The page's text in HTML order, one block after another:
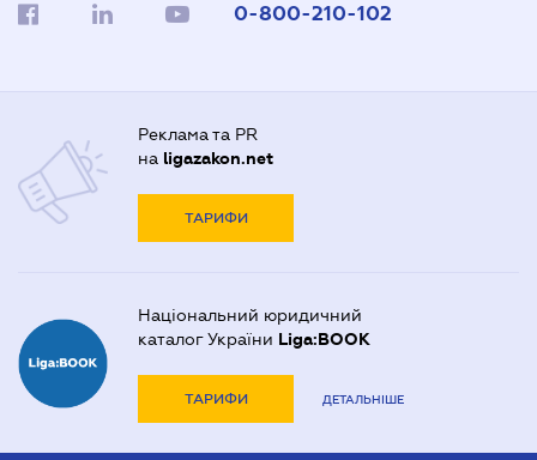
0-800-210-102
Реклама та PR
на ligazakon.net
ТАРИФИ
Національний юридичний
каталог України Liga:BOOK
ТАРИФИ ДЕТАЛЬНІШЕ